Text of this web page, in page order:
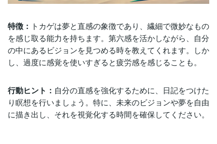
特徴： トカゲは夢と直感の象徴であり、繊細で微妙なもの
を感じ取る能力を持ちます。第六感を活かしながら、自分
の中にあるビジョンを見つめる時を教えてくれます。しか
し、過度に感覚を使いすぎると疲労感を感じることも。
行動ヒント： 自分の直感を強化するために、日記をつけた
り瞑想を行いましょう。特に、未来のビジョンや夢を自由
に描き出し、それを視覚化する時間を確保してください。